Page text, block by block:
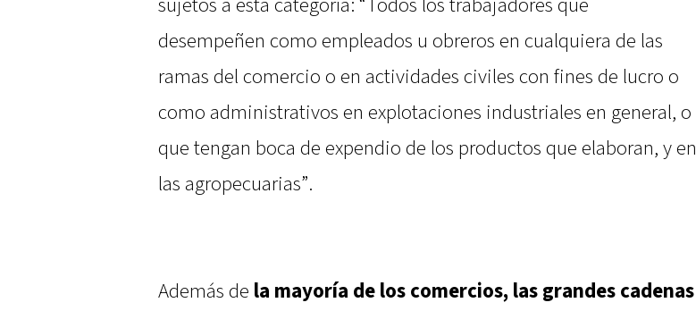
sujetos a esta categoría: “Todos los trabajadores que
desempeñen como empleados u obreros en cualquiera de las
ramas del comercio o en actividades civiles con fines de lucro o
como administrativos en explotaciones industriales en general, o
que tengan boca de expendio de los productos que elaboran, y en
las agropecuarias”.
Además de la mayoría de los comercios, las grandes cadenas